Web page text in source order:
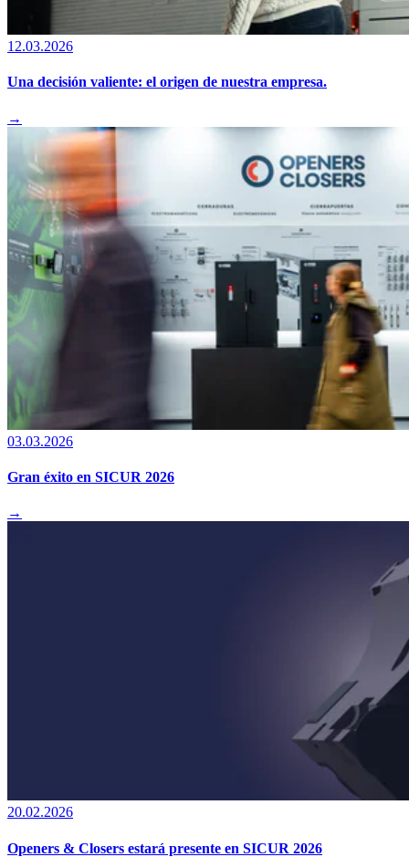
12.03.2026
Una decisión valiente: el origen de nuestra empresa.
→
03.03.2026
Gran éxito en SICUR 2026
→
20.02.2026
Openers & Closers estará presente en SICUR 2026